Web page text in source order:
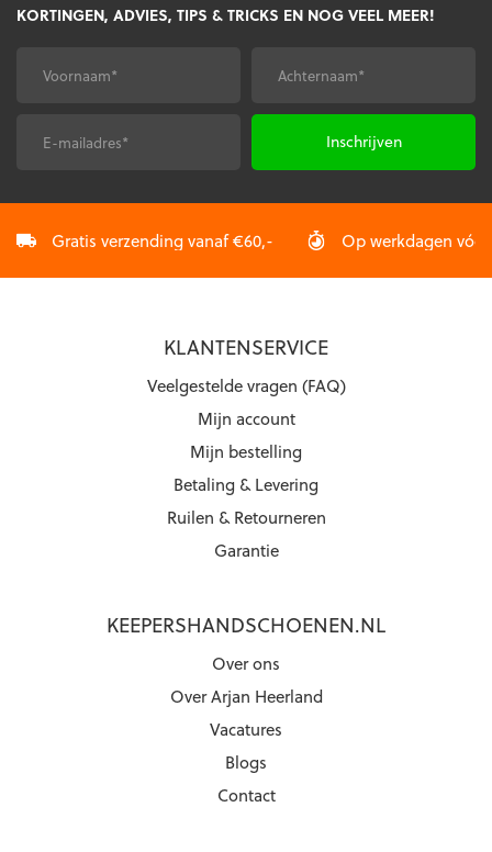
KORTINGEN, ADVIES, TIPS & TRICKS EN NOG VEEL MEER!
Voornaam* Achternaam*
Gratis verzending vanaf €60,- Op werkdagen
KLANTENSERVICE
Veelgestelde vragen (FAQ)
Mijn account
Mijn bestelling
Betaling & Levering
Ruilen & Retourneren
Garantie
KEEPERSHANDSCHOENEN.NL
Over ons
Over Arjan Heerland
Vacatures
Blogs
Contact